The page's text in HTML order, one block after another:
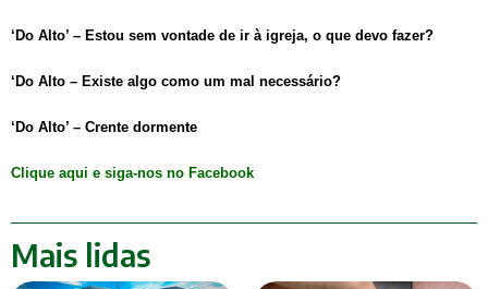
‘Do Alto’ – Estou sem vontade de ir à igreja, o que devo fazer?
‘Do Alto – Existe algo como um mal necessário?
‘Do Alto’ – Crente dormente
Clique aqui e siga-nos no Facebook
Mais lidas